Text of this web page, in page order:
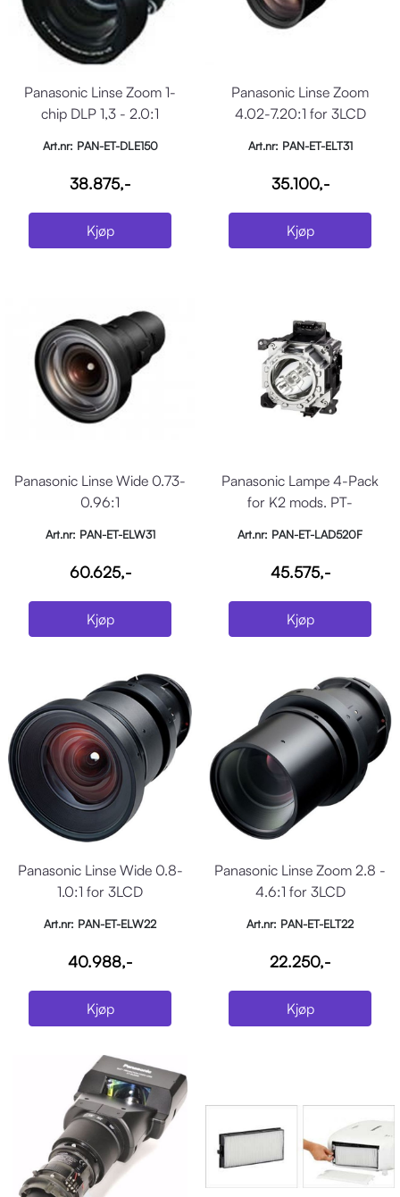
Panasonic Linse Zoom 1-
chip DLP 1,3 - 2.0:1
Art.nr: PAN-ET-DLE150
38.875,-
Kjøp
Panasonic Linse Zoom
4.02-7.20:1 for 3LCD
Art.nr: PAN-ET-ELT31
35.100,-
Kjøp
Panasonic Linse Wide 0.73-
0.96:1
Art.nr: PAN-ET-ELW31
60.625,-
Kjøp
Panasonic Lampe 4-Pack
for K2 mods. PT-
Art.nr: PAN-ET-LAD520F
45.575,-
Kjøp
Panasonic Linse Wide 0.8-
1.0:1 for 3LCD
Art.nr: PAN-ET-ELW22
40.988,-
Kjøp
Panasonic Linse Zoom 2.8 -
4.6:1 for 3LCD
Art.nr: PAN-ET-ELT22
22.250,-
Kjøp